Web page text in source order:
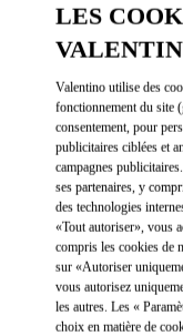
LES
Valentino utilise des
fonctionnement du site
consentement, pour
publicitaires ciblées et
campagnes
ses partenaires, y
des technologies
«Tout autoriser», vous
compris les cookies de
sur «Autoriser
vous autorisez
les autres. Les «
choix en matière de